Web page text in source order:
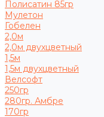
Полисатин 85гр
Мулетон
Гобелен
2,0м
2,0м двухцветный
1,5м
1,5м двухцветный
Велсофт
250гр
280гр. Амбре
170гр